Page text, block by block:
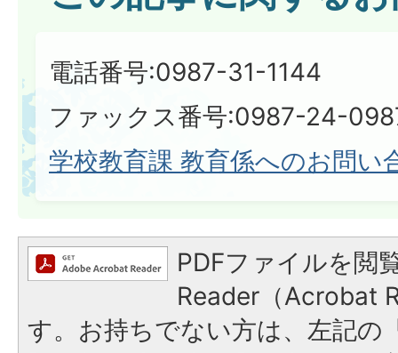
電話番号:0987-31-1144
ファックス番号:0987-24-
学校教育課 教育係へのお問い
PDFファイルを閲
Reader（Acrobat
す。お持ちでない方は、左記の